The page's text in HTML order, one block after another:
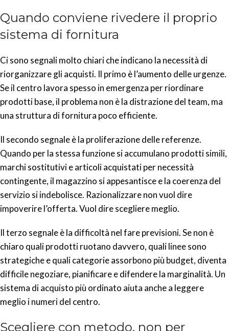
Quando conviene rivedere il proprio
sistema di fornitura
Ci sono segnali molto chiari che indicano la necessità di
riorganizzare gli acquisti. Il primo è l’aumento delle urgenze.
Se il centro lavora spesso in emergenza per riordinare
prodotti base, il problema non è la distrazione del team, ma
una struttura di fornitura poco efficiente.
Il secondo segnale è la proliferazione delle referenze.
Quando per la stessa funzione si accumulano prodotti simili,
marchi sostitutivi e articoli acquistati per necessità
contingente, il magazzino si appesantisce e la coerenza del
servizio si indebolisce. Razionalizzare non vuol dire
impoverire l’offerta. Vuol dire scegliere meglio.
Il terzo segnale è la difficoltà nel fare previsioni. Se non è
chiaro quali prodotti ruotano davvero, quali linee sono
strategiche e quali categorie assorbono più budget, diventa
difficile negoziare, pianificare e difendere la marginalità. Un
sistema di acquisto più ordinato aiuta anche a leggere
meglio i numeri del centro.
Scegliere con metodo, non per